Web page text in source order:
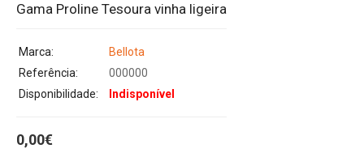
Gama Proline Tesoura vinha ligeira
Marca:
Bellota
Referência:
000000
Disponibilidade:
Indisponível
0,00€